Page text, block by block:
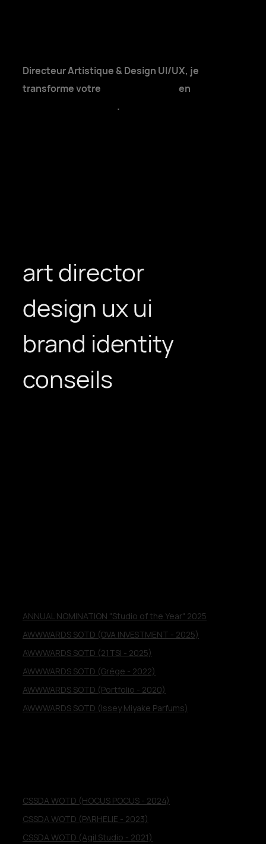
Directeur Artistique & Design UI/UX, je
transforme votre
en
.
art director
design ux ui
brand identity
conseils
ANNUAL NOMINATION "Studio of the Year" 2025
AWWWARDS SOTD (OVA INVESTMENT - 2025)
AWWWARDS SOTD (21TSI - 2025)
AWWWARDS SOTD (Grège - 2022)
AWWWARDS SOTD (Portfolio - 2020)
AWWWARDS SOTD (Issey Miyake Parfums)
CSSDA WOTD (HOCUS POCUS - 2024)
CSSDA WOTD (PARHELIE - 2023)
CSSDA WOTD (Agil Studio - 2021)